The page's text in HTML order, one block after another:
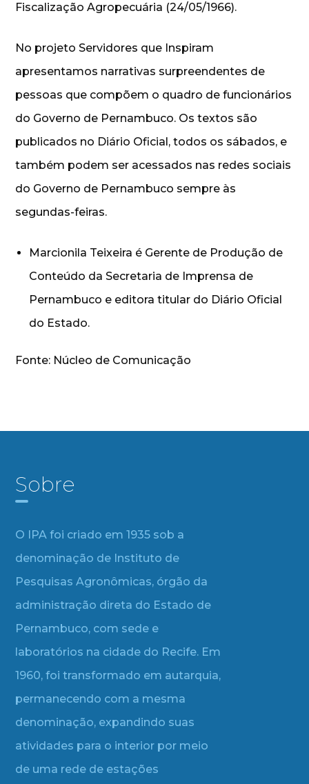
Fiscalização Agropecuária (24/05/1966).
No projeto Servidores que Inspiram
apresentamos narrativas surpreendentes de
pessoas que compõem o quadro de funcionários
do Governo de Pernambuco. Os textos são
publicados no Diário Oficial, todos os sábados, e
também podem ser acessados nas redes sociais
do Governo de Pernambuco sempre às
segundas-feiras.
Marcionila Teixeira é Gerente de Produção de
Conteúdo da Secretaria de Imprensa de
Pernambuco e editora titular do Diário Oficial
do Estado.
Fonte: Núcleo de Comunicação
Sobre
O IPA foi criado em 1935 sob a
denominação de Instituto de
Pesquisas Agronômicas, órgão da
administração direta do Estado de
Pernambuco, com sede e
laboratórios na cidade do Recife. Em
1960, foi transformado em autarquia,
permanecendo com a mesma
denominação, expandindo suas
atividades para o interior por meio
de uma rede de estações